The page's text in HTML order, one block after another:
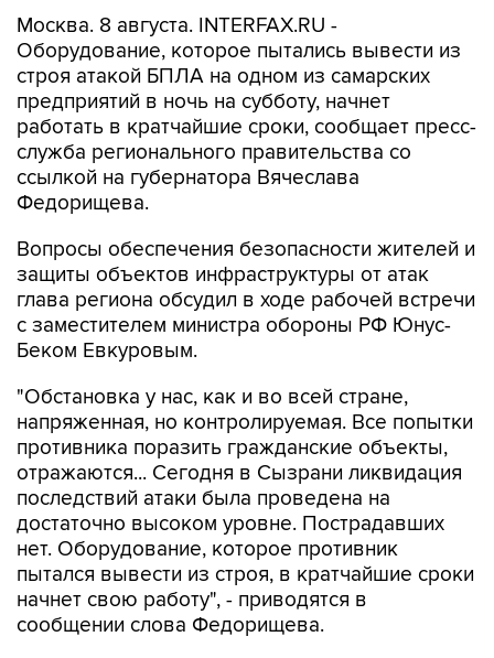
Москва. 8 августа. INTERFAX.RU -
Оборудование, которое пытались вывести из
строя атакой БПЛА на одном из самарских
предприятий в ночь на субботу, начнет
работать в кратчайшие сроки, сообщает пресс-
служба регионального правительства со
ссылкой на губернатора Вячеслава
Федорищева.
Вопросы обеспечения безопасности жителей и
защиты объектов инфраструктуры от атак
глава региона обсудил в ходе рабочей встречи
с заместителем министра обороны РФ Юнус-
Беком Евкуровым.
"Обстановка у нас, как и во всей стране,
напряженная, но контролируемая. Все попытки
противника поразить гражданские объекты,
отражаются... Сегодня в Сызрани ликвидация
последствий атаки была проведена на
достаточно высоком уровне. Пострадавших
нет. Оборудование, которое противник
пытался вывести из строя, в кратчайшие сроки
начнет свою работу", - приводятся в
сообщении слова Федорищева.